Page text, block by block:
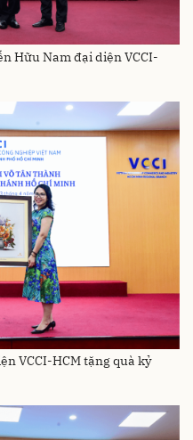
Hữu Nam đại diện VCCI-
VCCI-HCM tặng quà kỷ